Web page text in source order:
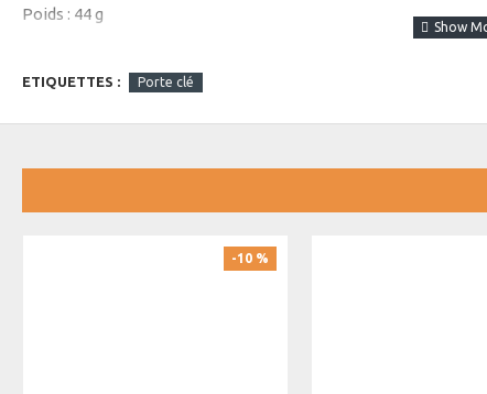
Poids : 44 g
Carton : 30 * 18 * 30 / 300 PCS / 12 KG
ETIQUETTES : Porte clé
-10 %